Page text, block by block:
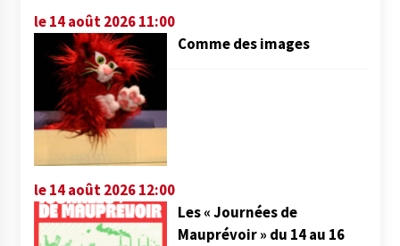
le 14 août 2026 11:00
Comme des images
le 14 août 2026 12:00
Les « Journées de
Mauprévoir » du 14 au 16